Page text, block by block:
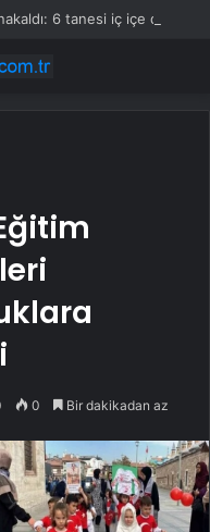
0 Bir dakikadan az